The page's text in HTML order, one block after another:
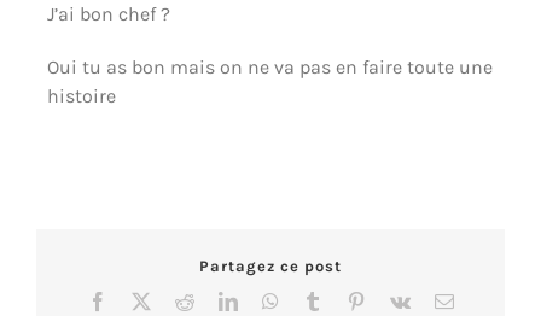
J’ai bon chef ?
Oui tu as bon mais on ne va pas en faire toute une
histoire
Partagez ce post
Facebook RedditLinkedInWhatsApp
Tumblr Pinterest
Vk Email